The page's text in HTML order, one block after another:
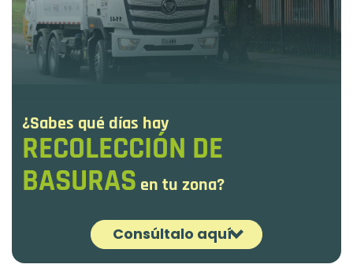
¿Sabes qué días hay
RECOLECCIÓN DE
BASURAS en tu zona?
Consúltalo aquí